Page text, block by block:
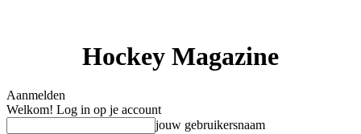
Hockey Magazine
Aanmelden
Welkom! Log in op je account
jouw gebruikersnaam